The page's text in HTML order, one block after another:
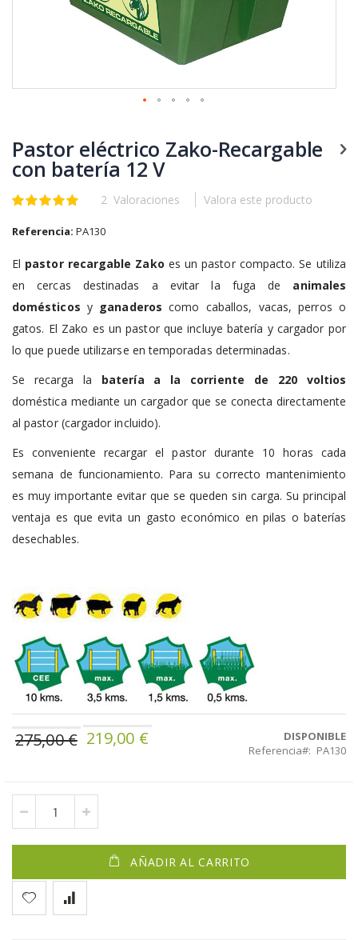
comienzo
de
la
galería
de
Pastor eléctrico Zako-Recargable
con batería 12 V
Valoración:
2 Valoraciones Valora este producto
Referencia: PA130
El pastor recargable Zako es un pastor compacto. Se utiliza
en cercas destinadas a evitar la fuga de animales
domésticos y ganaderos como caballos, vacas, perros o
gatos. El Zako es un pastor que incluye batería y cargador por
lo que puede utilizarse en temporadas determinadas.
Se recarga la batería a la corriente de 220 voltios
doméstica mediante un cargador que se conecta directamente
al pastor (cargador incluido).
Es conveniente recargar el pastor durante 10 horas cada
semana de funcionamiento. Para su correcto mantenimiento
es muy importante evitar que se queden sin carga. Su principal
ventaja es que evita un gasto económico en pilas o baterías
desechables.
275,00 €
Precio
especial
219,00 €
DISPONIBLE
Referencia
PA130
AÑADIR AL CARRITO